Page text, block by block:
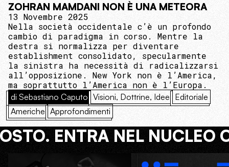
ZOHRAN MAMDANI NON È UNA METEORA
13 Novembre 2025
Nella società occidentale c’è un profondo
cambio di paradigma in corso. Mentre la
destra si normalizza per diventare
establishment consolidato, specularmente
la sinistra ha necessità di radicalizzarsi
all’opposizione. New York non è l’America,
ma soprattutto l’America non è l’Europa.
di Sebastiano Caputo Visioni, Dottrine, Idee Editoriale
Americhe Approfondimenti
ENTRA NEL NUCLEO